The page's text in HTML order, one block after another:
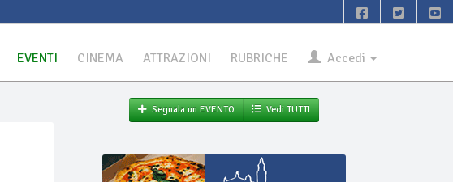
EVENTI CINEMA ATTRAZIONI RUBRICHE Accedi
Segnala un EVENTO Vedi TUTTI